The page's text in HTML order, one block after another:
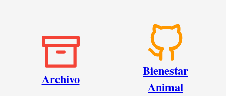
Archivo
Bienestar
Animal